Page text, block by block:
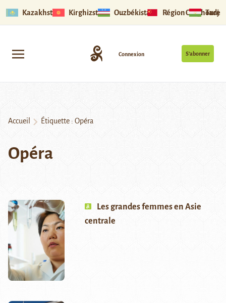
Kazakhstan Kirghizstan Ouzbékistan Région Ouïghoure
S’abonner
Connexion
Accueil Étiquette : Opéra
Opéra
Les grandes femmes en Asie
centrale